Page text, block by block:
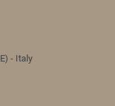
- Italy